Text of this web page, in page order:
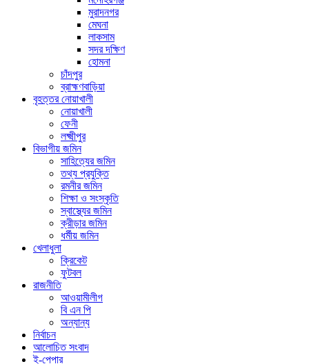
মুরাদনগর
মেঘনা
লাকসাম
সদর দক্ষিণ
হোমনা
চাঁদপুর
ব্রাহ্মণবাড়িয়া
বৃহত্তর নোয়াখালী
নোয়াখালী
ফেনী
লক্ষ্মীপুর
বিভাগীয় জমিন
সাহিত্যের জমিন
তথ্য প্রযুক্তি
রমনীর জমিন
শিক্ষা ও সংস্কৃতি
স্বাস্থ্যের জমিন
ক্রীড়ার জমিন
ধর্মীয় জমিন
খেলাধুলা
ক্রিকেট
ফুটবল
রাজনীতি
আওয়ামীলীগ
বি এন পি
অন্যান্য
নির্বাচন
আলোচিত সংবাদ
ই-পেপার